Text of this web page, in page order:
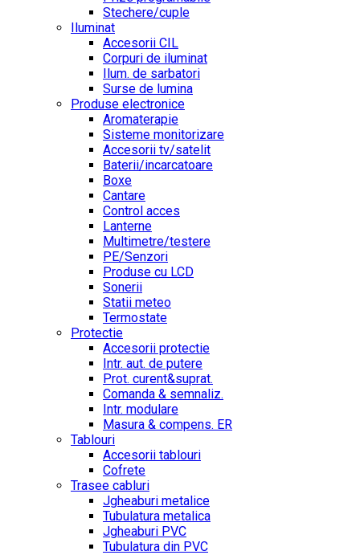
Stechere/cuple
Iluminat
Accesorii CIL
Corpuri de iluminat
Ilum. de sarbatori
Surse de lumina
Produse electronice
Aromaterapie
Sisteme monitorizare
Accesorii tv/satelit
Baterii/incarcatoare
Boxe
Cantare
Control acces
Lanterne
Multimetre/testere
PE/Senzori
Produse cu LCD
Sonerii
Statii meteo
Termostate
Protectie
Accesorii protectie
Intr. aut. de putere
Prot. curent&suprat.
Comanda & semnaliz.
Intr. modulare
Masura & compens. ER
Tablouri
Accesorii tablouri
Cofrete
Trasee cabluri
Jgheaburi metalice
Tubulatura metalica
Jgheaburi PVC
Tubulatura din PVC